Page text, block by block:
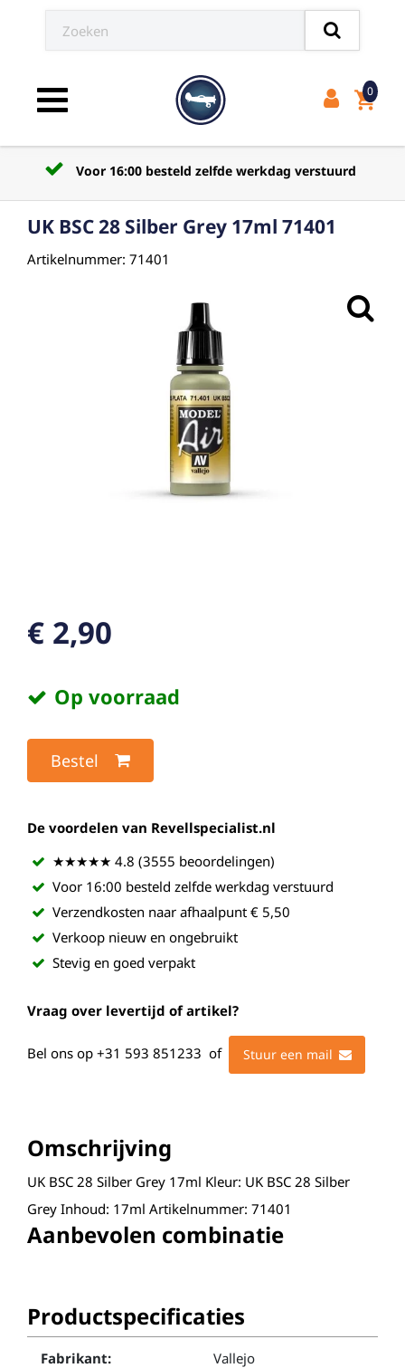
Toggle navigation shopping_cart
0
Voor 16:00 besteld zelfde werkdag verstuurd
UK BSC 28 Silber Grey 17ml 71401
Artikelnummer: 71401
€ 2,90
Op voorraad
Bestel
De voordelen van Revellspecialist.nl
★★★★★ 4.8 (3555 beoordelingen)
Voor 16:00 besteld zelfde werkdag verstuurd
Verzendkosten naar afhaalpunt € 5,50
Verkoop nieuw en ongebruikt
Stevig en goed verpakt
Vraag over levertijd of artikel?
Bel ons op +31 593 851233 of Stuur een mail
Omschrijving
UK BSC 28 Silber Grey 17ml Kleur: UK BSC 28 Silber
Grey Inhoud: 17ml Artikelnummer: 71401
Aanbevolen combinatie
Productspecificaties
Fabrikant: Vallejo